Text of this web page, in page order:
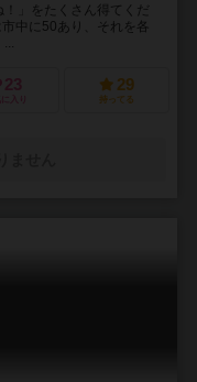
」をたくさん得てくだ
中に50あり、それを各
...
23
に入り
29
持ってる